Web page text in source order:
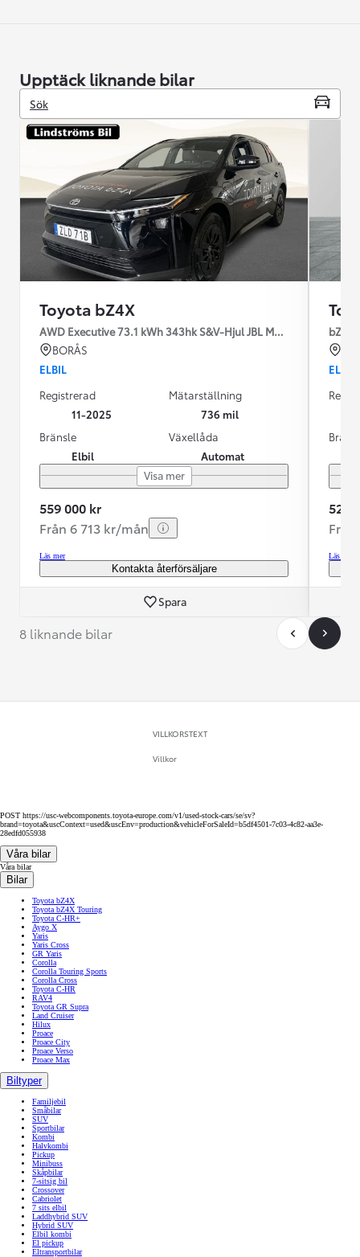
Upptäck liknande bilar
Sök
Toyota bZ4X
AWD Executive 73.1 kWh 343hk S&V-Hjul JBL Moms
BORÅS
ELBIL
Registrerad
11-2025
Mätarställning
736 mil
Bränsle
Elbil
Växellåda
Automat
Visa mer
559 000 kr
Från 6 713 kr/mån
Läs mer
Kontakta återförsäljare
Spara
bZ4X
ELBIL
529
Läs mer
8 liknande bilar
VILLKORSTEXT
Villkor
POST https://usc-webcomponents.toyota-europe.com/v1/used-stock-cars/se/sv?
brand=toyota&uscContext=used&uscEnv=production&vehicleForSaleId=b5df4501-7c03-4c82-aa3e-
28edfd055938
Våra bilar
Våra bilar
Bilar
Toyota bZ4X
Toyota bZ4X Touring
Toyota C-HR+
Aygo X
Yaris
Yaris Cross
GR Yaris
Corolla
Corolla Touring Sports
Corolla Cross
Toyota C-HR
RAV4
Toyota GR Supra
Land Cruiser
Hilux
Proace
Proace City
Proace Verso
Proace Max
Biltyper
Familjebil
Småbilar
SUV
Sportbilar
Kombi
Halvkombi
Pickup
Minibuss
Skåpbilar
7-sitsig bil
Crossover
Cabriolet
7 sits elbil
Laddhybrid SUV
Hybrid SUV
Elbil kombi
El pickup
Eltransportbilar